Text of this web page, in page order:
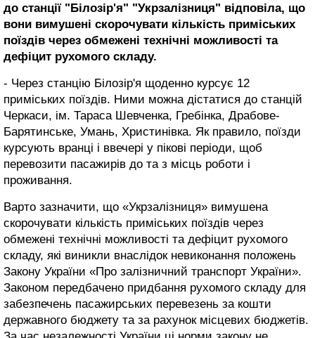
до станції "Білозір'я" "Укрзалізниця" відповіла, що
вони вимушені скорочувати кількість приміських
поїздів через обмежені технічні можливості та
дефіцит рухомого складу.
- Через станцію Білозір'я щоденно курсує 12
приміських поїздів. Ними можна дістатися до станцій
Черкаси, ім. Тараса Шевченка, Гребінка, Драбове-
Барятинське, Умань, Христинівка. Як правило, поїзди
курсують вранці і ввечері у пікові періоди, щоб
перевозити пасажирів до та з місць роботи і
проживання.
Варто зазначити, що «Укрзалізниця» вимушена
скорочувати кількість приміських поїздів через
обмежені технічні можливості та дефіцит рухомого
складу, які виникли внаслідок невиконання положень
Закону України «Про залізничний транспорт України».
Законом передбачено придбання рухомого складу для
забезпечень пасажирських перевезень за кошти
державного бюджету та за рахунок місцевих бюджетів.